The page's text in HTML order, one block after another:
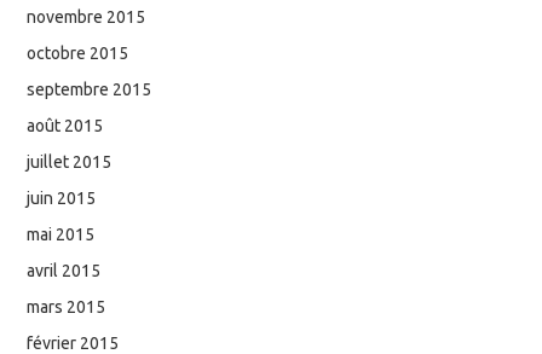
novembre 2015
octobre 2015
septembre 2015
août 2015
juillet 2015
juin 2015
mai 2015
avril 2015
mars 2015
février 2015